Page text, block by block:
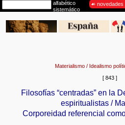
Materialismo / Idealismo
[ 843 ]
Filosofías “centradas” en la
espiritualistas /
Corporeidad referencial